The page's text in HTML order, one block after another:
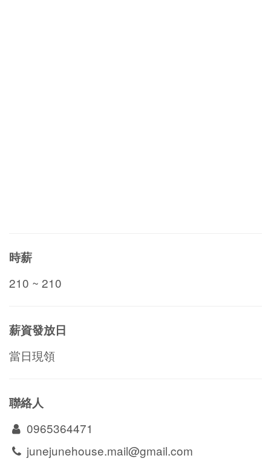
時薪
210 ~ 210
薪資發放日
當日現領
聯絡人
0965364471
junejunehouse.mail@gmail.com